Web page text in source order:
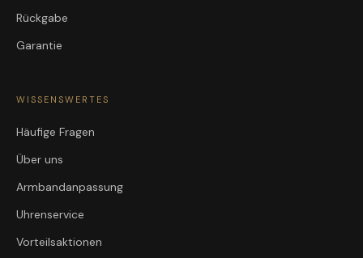
Rückgabe
Garantie
WISSENSWERTES
Häufige Fragen
Über uns
Armbandanpassung
Uhrenservice
Vorteilsaktionen